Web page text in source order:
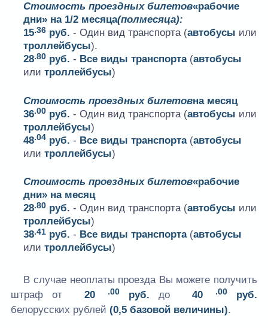
Стоимость проездных билетов«рабочие
дни» на 1/2 месяца(полмесяца):
15.36 руб. - Один вид транспорта (автобусы или
троллейбусы).
28.80 руб. - Все виды транспорта(автобусы
илитроллейбусы)
Стоимость проездных билетовна месяц
36.00 руб. - Один вид транспорта (автобусы или
троллейбусы)
48.04 руб. - Все виды транспорта(автобусы
илитроллейбусы)
Стоимость проездных билетов«рабочие
дни» на месяц
28.80 руб. - Один вид транспорта (автобусы или
троллейбусы)
38.41 руб. - Все виды транспорта(автобусы
илитроллейбусы)
В случае неоплаты проезда Вы можете получить
штраф от
20 .00руб. до 40 .00руб.
белорусских рублей (0,5 базовой величины).